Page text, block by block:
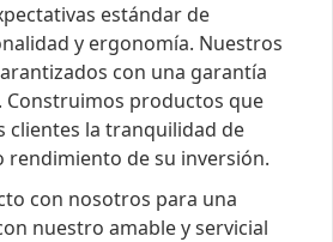
estándar de
y ergonomía. Nuestros
con una garantía
productos que
clientes la tranquilidad de
rendimiento de su inversión.
con nosotros para una
nuestro amable y servicial